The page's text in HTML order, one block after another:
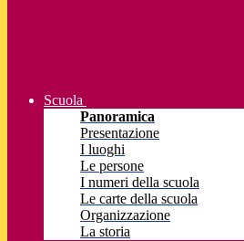
Scuola
Panoramica
Presentazione
I luoghi
Le persone
I numeri della scuola
Le carte della scuola
Organizzazione
La storia